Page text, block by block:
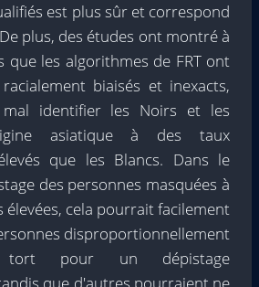
est plus sûr et correspond
plus, des études ont montré à
que les algorithmes de FRT ont
biaisés et inexacts,
identifier les Noirs et les
asiatique à des taux
que les Blancs. Dans le
des personnes masquées à
cela pourrait facilement
disproportionnellement
tort pour un dépistage